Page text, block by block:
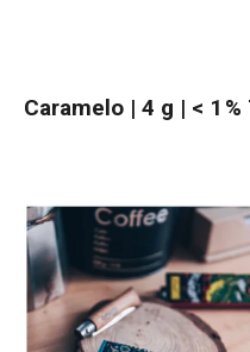
Caramelo | 4 g | < 1 %